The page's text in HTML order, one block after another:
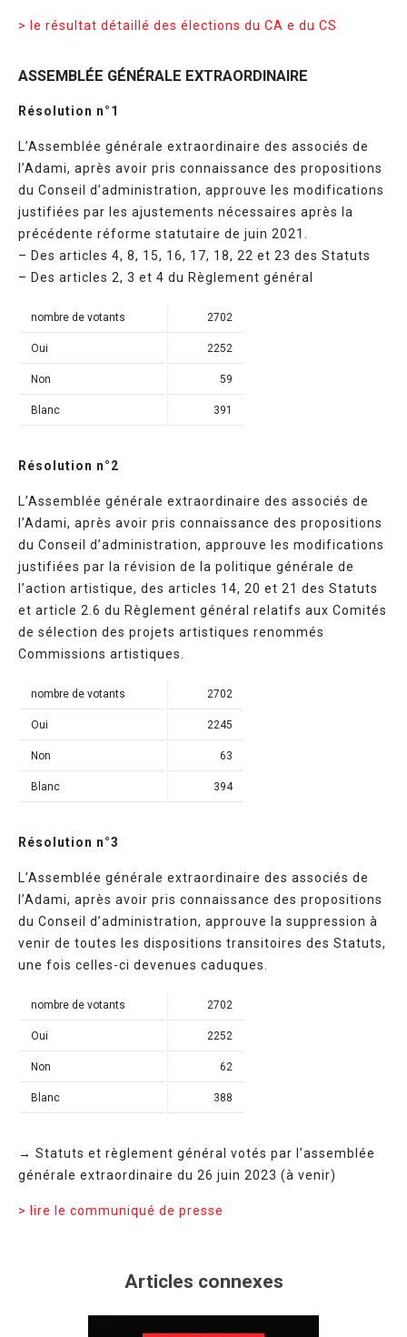
> le résultat détaillé des élections du CA e du CS
ASSEMBLÉE GÉNÉRALE EXTRAORDINAIRE
Résolution n°1
L’Assemblée générale extraordinaire des associés de
l’Adami, après avoir pris connaissance des propositions
du Conseil d’administration, approuve les modifications
justifiées par les ajustements nécessaires après la
précédente réforme statutaire de juin 2021.
– Des articles 4, 8, 15, 16, 17, 18, 22 et 23 des Statuts
– Des articles 2, 3 et 4 du Règlement général
nombre de votants 2702
Oui 2252
Non 59
Blanc 391
Résolution n°2
L’Assemblée générale extraordinaire des associés de
l’Adami, après avoir pris connaissance des propositions
du Conseil d’administration, approuve les modifications
justifiées par la révision de la politique générale de
l’action artistique, des articles 14, 20 et 21 des Statuts
et article 2.6 du Règlement général relatifs aux Comités
de sélection des projets artistiques renommés
Commissions artistiques.
nombre de votants 2702
Oui 2245
Non 63
Blanc 394
Résolution n°3
L’Assemblée générale extraordinaire des associés de
l’Adami, après avoir pris connaissance des propositions
du Conseil d’administration, approuve la suppression à
venir de toutes les dispositions transitoires des Statuts,
une fois celles-ci devenues caduques.
nombre de votants 2702
Oui 2252
Non 62
Blanc 388
→ Statuts et règlement général votés par l’assemblée
générale extraordinaire du 26 juin 2023 (à venir)
> lire le communiqué de presse
Articles connexes